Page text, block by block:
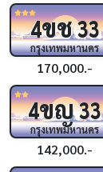
4ขช33
กรุงเทพมหานคร
170,000.-
4ขญ33
กรุงเทพมหานคร
142,000.-